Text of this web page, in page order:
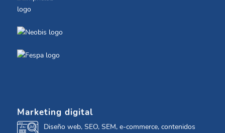
Marketing digital
Diseño web, SEO, SEM, e-commerce, contenidos